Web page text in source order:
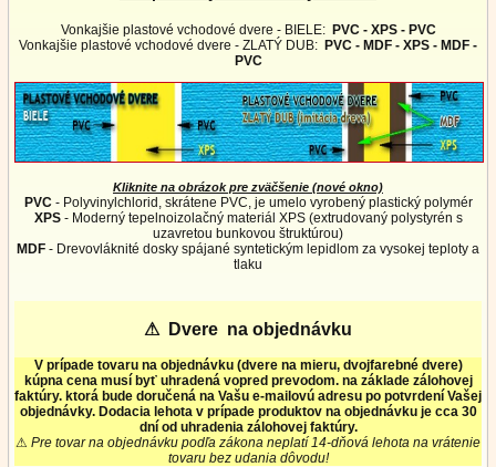
Vonkajšie plastové vchodové dvere - BIELE: PVC - XPS - PVC
Vonkajšie plastové vchodové dvere - ZLATÝ DUB: PVC - MDF - XPS - MDF -
PVC
Kliknite na obrázok pre zväčšenie (nové okno)
PVC- Polyvinylchlorid, skrátene PVC, je umelo vyrobený plastický polymér
XPS- Moderný tepelnoizolačný materiál XPS (extrudovaný polystyrén s
uzavretou bunkovou štruktúrou)
MDF - Drevovláknité dosky spájané syntetickým lepidlom za vysokej teploty a
tlaku
⚠ Dvere na objednávku
V prípade tovaru na objednávku (dvere na mieru, dvojfarebné dvere)
kúpna cena musí byť uhradená vopred prevodom. na základe zálohovej
faktúry. ktorá bude doručená na Vašu e-mailovú adresu po potvrdení Vašej
objednávky. Dodacia lehota v prípade produktov na objednávku je cca 30
dní od uhradenia zálohovej faktúry.
⚠ Pre tovar na objednávku podľa zákona neplatí 14-dňová lehota na vrátenie
tovaru bez udania dôvodu!